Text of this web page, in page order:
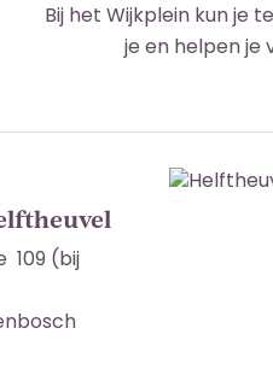
Bij het Wijkplein kun je
je en helpen je
109 (bij